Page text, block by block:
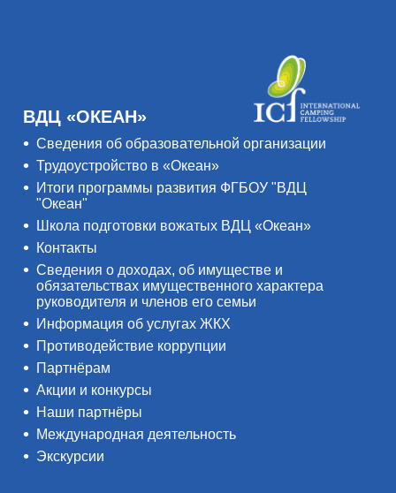
ВДЦ «ОКЕАН»
Сведения об образовательной организации
Трудоустройство в «Океан»
Итоги программы развития ФГБОУ "ВДЦ
"Океан"
Школа подготовки вожатых ВДЦ «Океан»
Контакты
Сведения о доходах, об имуществе и
обязательствах имущественного характера
руководителя и членов его семьи
Информация об услугах ЖКХ
Противодействие коррупции
Партнёрам
Акции и конкурсы
Наши партнёры
Международная деятельность
Экскурсии